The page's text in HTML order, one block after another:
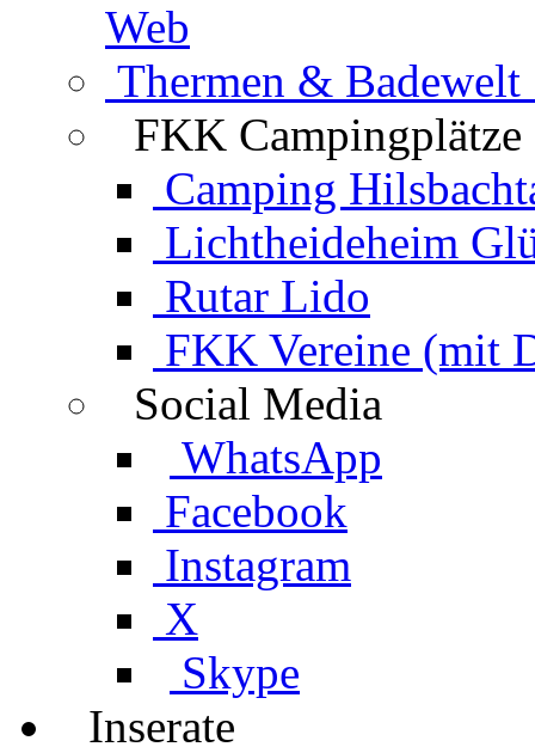
Web
Thermen & Badewelt
FKK Campingplätze
Camping
Lichtheideheim
Rutar Lido
FKK Vereine (mit
Social Media
WhatsApp
Facebook
Instagram
X
Skype
Inserate